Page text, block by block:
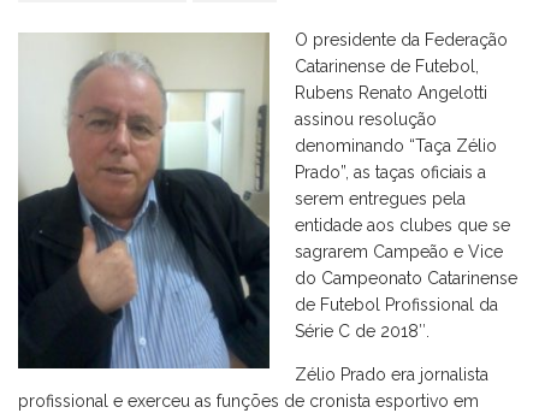
O presidente da Federação
Catarinense de Futebol,
Rubens Renato Angelotti
assinou resolução
denominando “Taça Zélio
Prado”, as taças oficiais a
serem entregues pela
entidade aos clubes que se
sagrarem Campeão e Vice
do Campeonato Catarinense
de Futebol Profissional da
Série C de 2018″.
Zélio Prado era jornalista
profissional e exerceu as funções de cronista esportivo em